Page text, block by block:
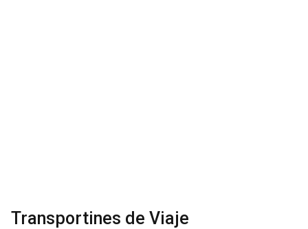
Transportines de Viaje